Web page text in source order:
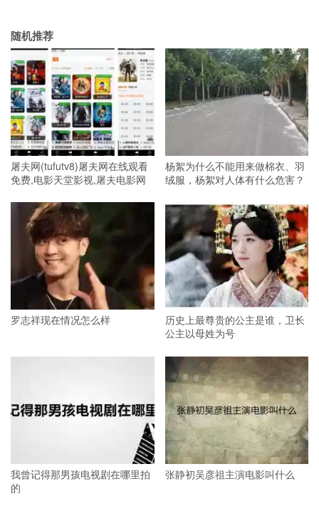
随机推荐
屠夫网(tufutv8)屠夫网在线观看
免费,电影天堂影视,屠夫电影网
杨絮为什么不能用来做棉衣、羽
绒服，杨絮对人体有什么危害？
罗志祥现在情况怎么样
历史上最尊贵的公主是谁，卫长
公主以母姓为号
我曾记得那男孩电视剧在哪里拍
的
张静初吴彦祖主演电影叫什么